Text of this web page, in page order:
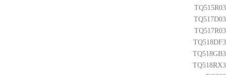
TQ515R03
TQ517D03
TQ517R03
TQ518DF3
TQ518GB3
TQ518RX3